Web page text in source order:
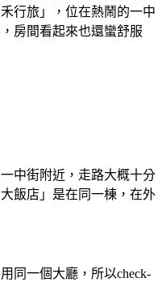
行旅」，位在熱鬧的一中
房間看起來也還蠻舒服
中街附近，走路大概十分
飯店」是在同一棟，在外
同一個大廳，所以check-